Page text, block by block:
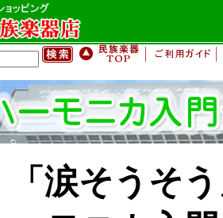
「涙そうそ